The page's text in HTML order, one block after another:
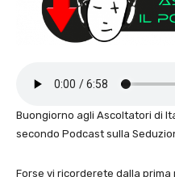
Buongiorno agli Ascoltatori di
secondo Podcast sulla
Forse vi ricorderete dalla